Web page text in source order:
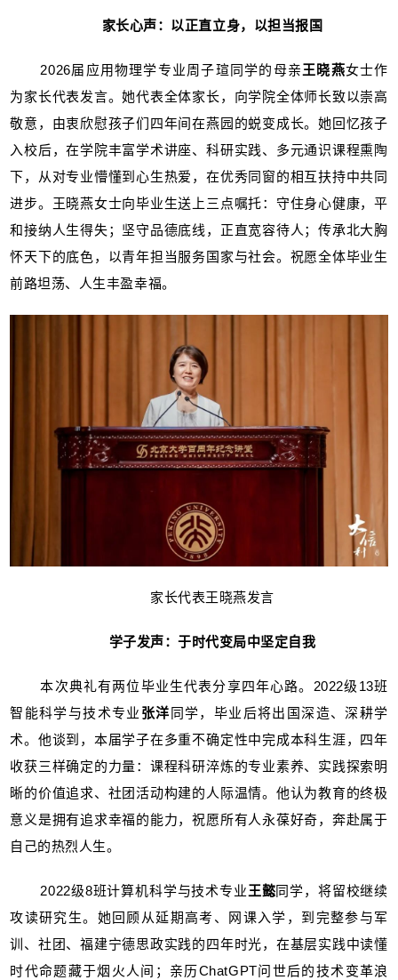
家长心声：以正直立身，以担当报国
2026届应用物理学专业周子瑄同学的母亲王晓燕女士作
为家长代表发言。她代表全体家长，向学院全体师长致以崇高
敬意，由衷欣慰孩子们四年间在燕园的蜕变成长。她回忆孩子
入校后，在学院丰富学术讲座、科研实践、多元通识课程熏陶
下，从对专业懵懂到心生热爱，在优秀同窗的相互扶持中共同
进步。王晓燕女士向毕业生送上三点嘱托：守住身心健康，平
和接纳人生得失；坚守品德底线，正直宽容待人；传承北大胸
怀天下的底色，以青年担当服务国家与社会。祝愿全体毕业生
前路坦荡、人生丰盈幸福。
家长代表王晓燕发言
学子发声：于时代变局中坚定自我
本次典礼有两位毕业生代表分享四年心路。2022级13班
智能科学与技术专业 张洋 同学，毕业后将出国深造、深耕学
术。他谈到，本届学子在多重不确定性中完成本科生涯，四年
收获三样确定的力量：课程科研淬炼的专业素养、实践探索明
晰的价值追求、社团活动构建的人际温情。他认为教育的终极
意义是拥有追求幸福的能力，祝愿所有人永葆好奇，奔赴属于
自己的热烈人生。
2022级8班计算机科学与技术专业王懿同学，将留校继续
攻读研究生。她回顾从延期高考、网课入学，到完整参与军
训、社团、福建宁德思政实践的四年时光，在基层实践中读懂
时代命题藏于烟火人间；亲历ChatGPT问世后的技术变革浪